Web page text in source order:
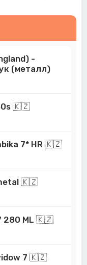
-
(металл)
🇰🇿
7* HR 🇰🇿
🇰🇿
280 ML 🇰🇿
7 🇰🇿